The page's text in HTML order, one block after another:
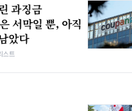
과징금
서막일 뿐, 아직
았다
스트